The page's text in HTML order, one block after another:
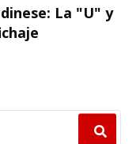
La "U" y